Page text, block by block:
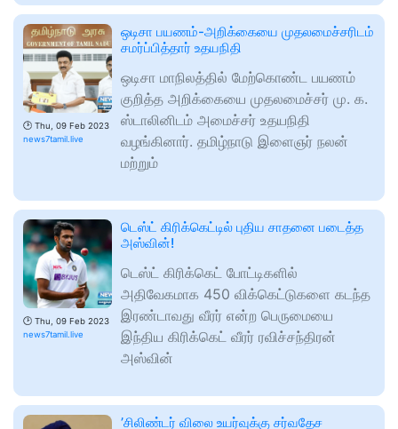
🕑 Thu, 09 Feb 2023
news7tamil.live
ஒடிசா பயணம்-அறிக்கையை முதலமைச்சரிடம்
சமர்ப்பித்தார் உதயநிதி
ஒடிசா மாநிலத்தில் மேற்கொண்ட பயணம்
குறித்த அறிக்கையை முதலமைச்சர் மு. க.
ஸ்டாலினிடம் அமைச்சர் உதயநிதி
வழங்கினார். தமிழ்நாடு இளைஞர் நலன்
மற்றும்
🕑 Thu, 09 Feb 2023
news7tamil.live
டெஸ்ட் கிரிக்கெட்டில் புதிய சாதனை படைத்த
அஸ்வின்!
டெஸ்ட் கிரிக்கெட் போட்டிகளில்
அதிவேகமாக 450 விக்கெட்டுகளை கடந்த
இரண்டாவது வீரர் என்ற பெருமையை
இந்திய கிரிக்கெட் வீரர் ரவிச்சந்திரன்
அஸ்வின்
’சிலிண்டர் விலை உயர்வுக்கு சர்வதேச